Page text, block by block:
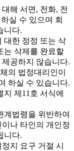
해 서면, 전화, 전
실 수 있으며 회
니다.
한 정정 또는 삭
는 삭제를 완료할
공하지 않습니다.
의 법정대리인이
하실 수 있습니다.
제11호 서식에
법령을 위반하여
나 타인의 개인정
니다.
지 요구 거절 시